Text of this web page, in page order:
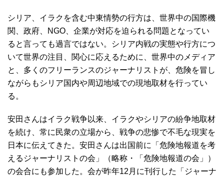
シリア、イラクを含む中東情勢の行方は、世界中の国際機
関、政府、NGO、企業が対応を迫られる問題となってい
ると言っても過言ではない。シリア内戦の実態や行方につ
いて世界の注目、関心に応えるために、世界中のメディア
と、多くのフリーランスのジャーナリストが、危険を冒し
ながらもシリア国内や周辺地域での現地取材を行ってい
る。
安田さんはイラク戦争以来、イラクやシリアの紛争地取材
を続け、常に民衆の立場から、戦争の悲惨で不毛な現実を
日本に伝えてきた。安田さんは出国前に「危険地報道を考
えるジャーナリストの会」（略称・「危険地報道の会」）
の会合にも参加した。会が昨年12月に刊行した「ジャーナ